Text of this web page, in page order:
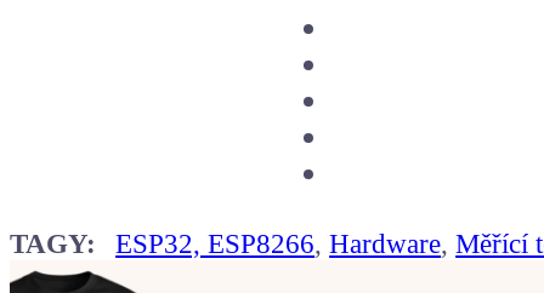
TAGY: ESP32, ESP8266,Hardware,Měřící